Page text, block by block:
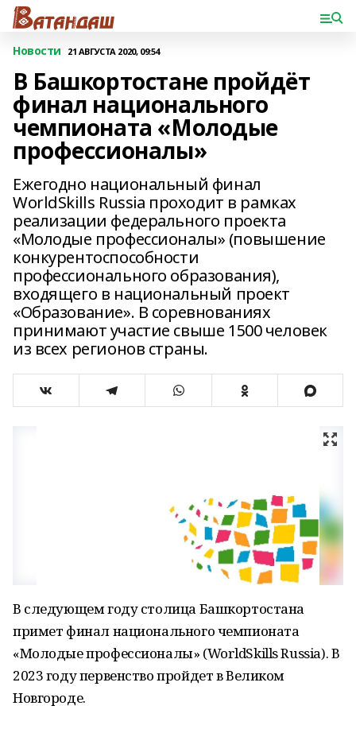
Новости 21 АВГУСТА 2020, 09:54
В Башкортостане пройдёт
финал национального
чемпионата «Молодые
профессионалы»
Ежегодно национальный финал
WorldSkills Russia проходит в рамках
реализации федерального проекта
«Молодые профессионалы» (повышение
конкурентоспособности
профессионального образования),
входящего в национальный проект
«Образование». В соревнованиях
принимают участие свыше 1500 человек
из всех регионов страны.
В следующем году столица Башкортостана
примет финал национального чемпионата
«Молодые профессионалы» (WorldSkills Russia). В
2023 году первенство пройдет в Великом
Новгороде.